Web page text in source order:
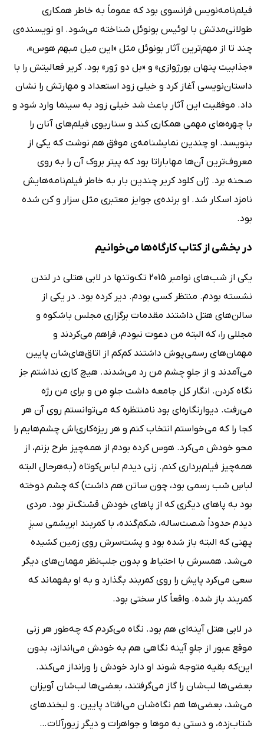
فیلم‌نامه‌نویس فرانسوی بود که عموماً به خاطر همکاری
طولانی‌مدتش با لوئیس بونوئل شناخته می‌شود. او نویسنده‌ی
چند تا از مهم‌ترین آثار بونوئل مثل «این میل مبهم هوس»،
«جذابیت پنهان بورژوازی» و «بل دو ژور» بود. کریر فعالیتش را با
داستان‌نویسی آغاز کرد و خیلی زود استعداد و مهارتش را نشان
داد. موفقیت این آثار باعث شد خیلی زود به سینما وارد شود و
با چهره‌های مهمی همکاری کند و سناریوی فیلم‌های آنان را
بنویسد. او چندین نمایشنامه‌ی موفق هم نوشت که یکی از
معروف‌ترین آن‌ها مهاباراتا بود که پیتر بروک آن را به روی
صحنه برد. ژان کلود کریر چندین بار به خاطر فیلم‌نامه‌هایش
نامزد اسکار شد. او برنده‌ی جوایز معتبری مثل سزار و کن شده
بود.
در بخشی از کتاب کارگاه‌ها می‌خوانیم
یکی از شب‌های نوامبر 2015 تک‌وتنها در لابی هتلی در لندن
نشسته بودم. منتظر کسی بودم. دیر کرده بود. در یکی از
سالن‌های هتل داشتند مقدمات برگزاری مجلس باشکوه و
مجللی را، که البته من دعوت نبودم، فراهم می‌کردند و
مهمان‌های رسمی‌پوش داشتند کم‌کم از اتاق‌های‌شان پایین
می‌آمدند و از جلوِ چشم من رد می‌شدند. هیچ کاری نداشتم جز
نگاه کردن. انگار کل جامعه داشت جلوِ من و برای من رژه
می‌رفت. دیوارنگاره‌ای بود نامنتظره که می‌توانستم روی آن هر
کجا را که می‌خواستم انتخاب کنم و هر ریزه‌کاری‌اش چشم‌هایم را
محو خودش می‌کرد. هوس کرده بودم از همه‌چیز طرح بزنم، از
همه‌چیز فیلم‌برداری کنم. زنی دیدم لباس‌کوتاه (به‌هرحال البته
لباسِ شب رسمی بود، چون ساتن هم داشت) که چشم دوخته
بود به پاهای دیگری که از پاهای خودش قشنگ‌تر بود. مردی
دیدم حدوداً شصت‌ساله، شکم‌گنده، با کمربند ابریشمی سبزِ
پهنی که البته باز شده بود و پشت‌سرش روی زمین کشیده
می‌شد. همسرش با احتیاط و بدون جلب‌نظر مهمان‌های دیگر
سعی می‌کرد پایش را روی کمربند بگذارد و به او بفهماند که
کمربند باز شده. واقعاً کار سختی بود.
در لابی هتل آینه‌ای هم بود. نگاه می‌کردم که چه‌طور هر زنی
موقع عبور از جلوِ آینه نگاهی هم به خودش می‌اندازد، بدون
این‌که بقیه متوجه شوند او دارد خودش را ورانداز می‌کند.
بعضی‌ها لب‌شان را گاز می‌گرفتند، بعضی‌ها لب‌شان آویزان
می‌شد، بعضی‌ها هم نگاه‌شان می‌افتاد پایین. و لبخندهای
شتاب‌زده، و دستی به موها و جواهرات و دیگر زیورآلات…